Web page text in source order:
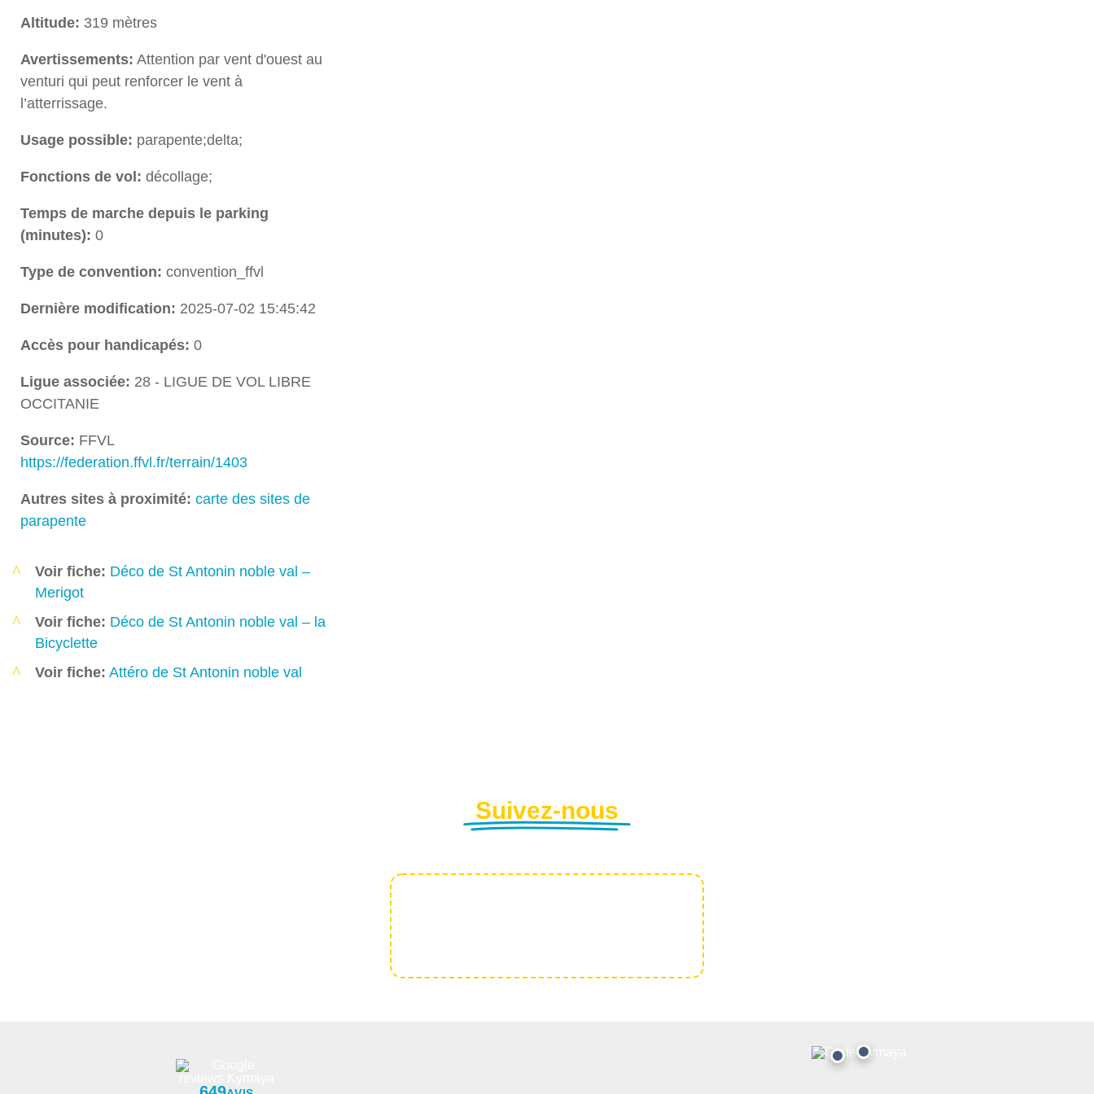
Altitude: 319 mètres
Avertissements: Attention par vent d'ouest au
venturi qui peut renforcer le vent à
l’atterrissage.
Usage possible: parapente;delta;
Fonctions de vol: décollage;
Temps de marche depuis le parking
(minutes): 0
Type de convention: convention_ffvl
Dernière modification: 2025-07-02 15:45:42
Accès pour handicapés: 0
Ligue associée: 28 - LIGUE DE VOL LIBRE
OCCITANIE
Source: FFVL
https://federation.ffvl.fr/terrain/1403
Autres sites à proximité: carte des sites de
parapente
Voir fiche: Déco de St Antonin noble val –
Merigot
Voir fiche: Déco de St Antonin noble val – la
Bicyclette
Voir fiche: Attéro de St Antonin noble val
Suivez-nous